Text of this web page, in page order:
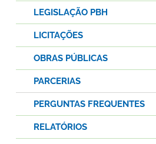
LEGISLAÇÃO PBH
LICITAÇÕES
OBRAS PÚBLICAS
PARCERIAS
PERGUNTAS FREQUENTES
RELATÓRIOS